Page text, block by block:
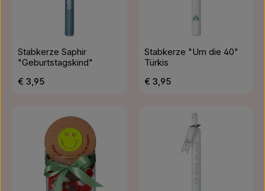
Stabkerze Saphir
"Geburtstagskind"
Regulärer Preis:
€ 3,95
Stabkerze "Um die 40"
Türkis
Regulärer Preis:
€ 3,95